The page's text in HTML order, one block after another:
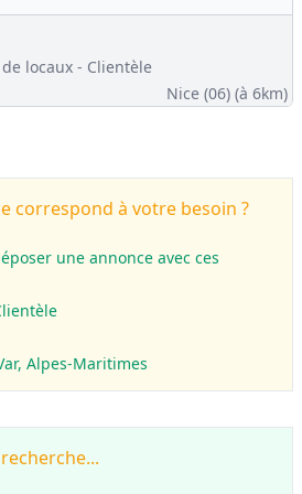
locaux - Clientèle
Nice (06) (à 6km)
correspond à votre besoin ?
une annonce avec ces
Alpes-Maritimes